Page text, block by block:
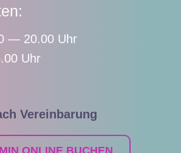
— 20.00 Uhr
Uhr
Vereinbarung
ONLINE BUCHEN